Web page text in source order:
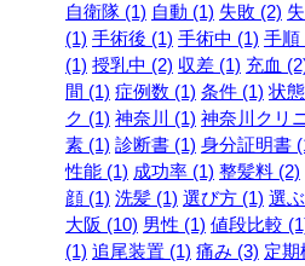
自衛隊 (1) 自動 (1) 失敗 (2)
(1) 手術後 (1) 手術中 (1) 手順
(1) 授乳中 (2) 収差 (1) 充血
間 (1) 症例数 (1) 条件 (1) 状
ク (1) 神奈川 (1) 神奈川クリ
素 (1) 診断書 (1) 身分証明書
性能 (1) 成功率 (1) 整髪料 (2)
顔 (1) 洗髪 (1) 選び方 (1) 選
大阪 (10) 男性 (1) 値段比較
(1) 追尾装置 (1) 痛み (3) 定期